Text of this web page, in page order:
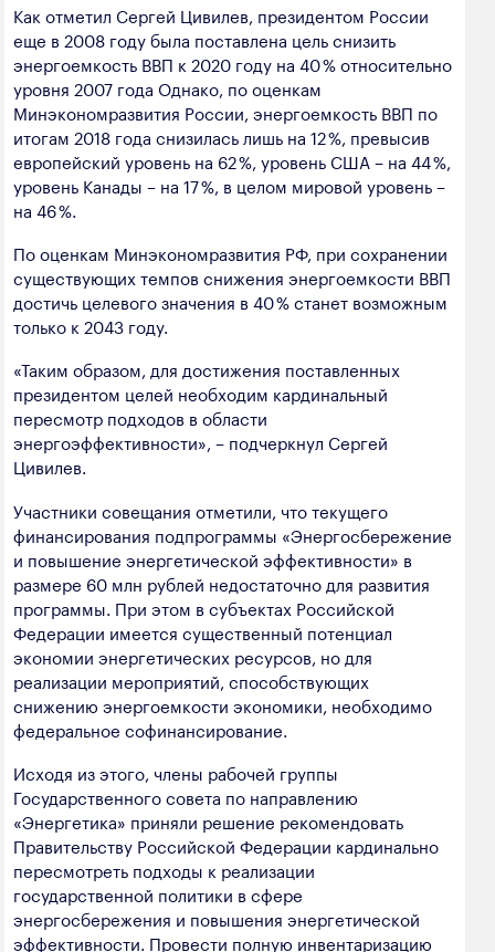
Как отметил Сергей Цивилев, президентом России
еще в 2008 году была поставлена цель снизить
энергоемкость ВВП к 2020 году на 40 % относительно
уровня 2007 года Однако, по оценкам
Минэкономразвития России, энергоемкость ВВП по
итогам 2018 года снизилась лишь на 12 %, превысив
европейский уровень на 62 %, уровень США – на 44 %,
уровень Канады – на 17 %, в целом мировой уровень –
на 46 %.
По оценкам Минэкономразвития РФ, при сохранении
существующих темпов снижения энергоемкости ВВП
достичь целевого значения в 40 % станет возможным
только к 2043 году.
«Таким образом, для достижения поставленных
президентом целей необходим кардинальный
пересмотр подходов в области
энергоэффективности», – подчеркнул Сергей
Цивилев.
Участники совещания отметили, что текущего
финансирования подпрограммы «Энергосбережение
и повышение энергетической эффективности» в
размере 60 млн рублей недостаточно для развития
программы. При этом в субъектах Российской
Федерации имеется существенный потенциал
экономии энергетических ресурсов, но для
реализации мероприятий, способствующих
снижению энергоемкости экономики, необходимо
федеральное софинансирование.
Исходя из этого, члены рабочей группы
Государственного совета по направлению
«Энергетика» приняли решение рекомендовать
Правительству Российской Федерации кардинально
пересмотреть подходы к реализации
государственной политики в сфере
энергосбережения и повышения энергетической
эффективности. Провести полную инвентаризацию